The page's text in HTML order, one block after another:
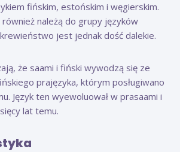
fińskim, estońskim i węgierskim.
należą do grupy języków
jest jednak dość dalekie.
że saami i fiński wywodzą się ze
prajęzyka, którym posługiwano
Język ten wyewoluował w prasaami i
lat temu.